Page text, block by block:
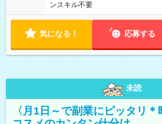
ンスキル不要
気になる！ 応募する
未読
〈月1日～で副業にピッタリ＊